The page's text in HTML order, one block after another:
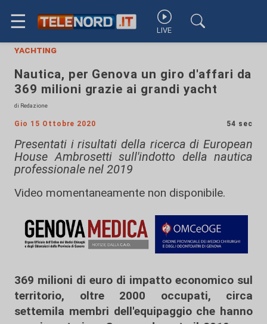
☰ LIVE
yachting
Nautica, per Genova un giro d'affari da
369 milioni grazie ai grandi yacht
di Redazione
Gio 15 Ottobre 2020 54 sec
Presentati i risultati della ricerca di European
House Ambrosetti sull'indotto della nautica
professionale nel 2019
Video momentaneamente non disponibile.
369 milioni di euro di impatto economico sul
territorio, oltre 2000 occupati, circa
settemila membri dell'equipaggio che hanno